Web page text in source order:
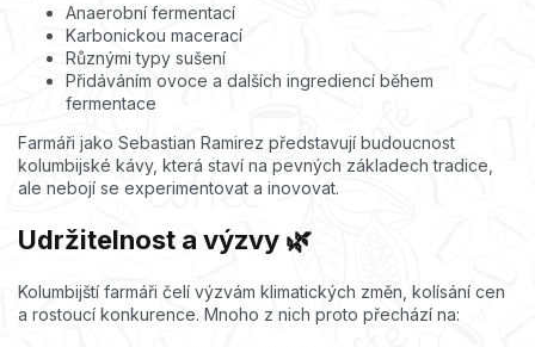
Anaerobní fermentací
Karbonickou macerací
Různými typy sušení
Přidáváním ovoce a dalších ingrediencí během
fermentace
Farmáři jako Sebastian Ramirez představují budoucnost
kolumbijské kávy, která staví na pevných základech tradice,
ale nebojí se experimentovat a inovovat.
Udržitelnost a výzvy 🌿
Kolumbijští farmáři čelí výzvám klimatických změn, kolísání cen
a rostoucí konkurence. Mnoho z nich proto přechází na: